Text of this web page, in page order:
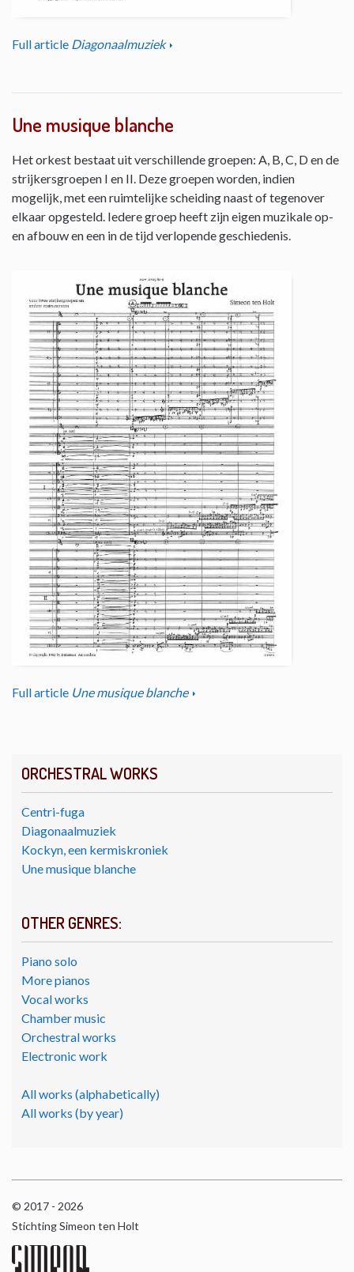
ORCHESTRAL WORKS
Centri-fuga
Diagonaalmuziek
Kockyn, een kermiskroniek
Une musique blanche
OTHER GENRES:
Piano solo
More pianos
Vocal works
Chamber music
Orchestral works
Electronic work
All works (alphabetically)
All works (by year)
Full article Diagonaalmuziek
Une musique blanche
Het orkest bestaat uit verschillende groepen: A, B, C, D en de
strijkersgroepen I en II. Deze groepen worden, indien
mogelijk, met een ruimtelijke scheiding naast of tegenover
elkaar opgesteld. Iedere groep heeft zijn eigen muzikale op-
en afbouw en een in de tijd verlopende geschiedenis.
Full article Une musique blanche
© 2017 - 2026
Stichting Simeon ten Holt